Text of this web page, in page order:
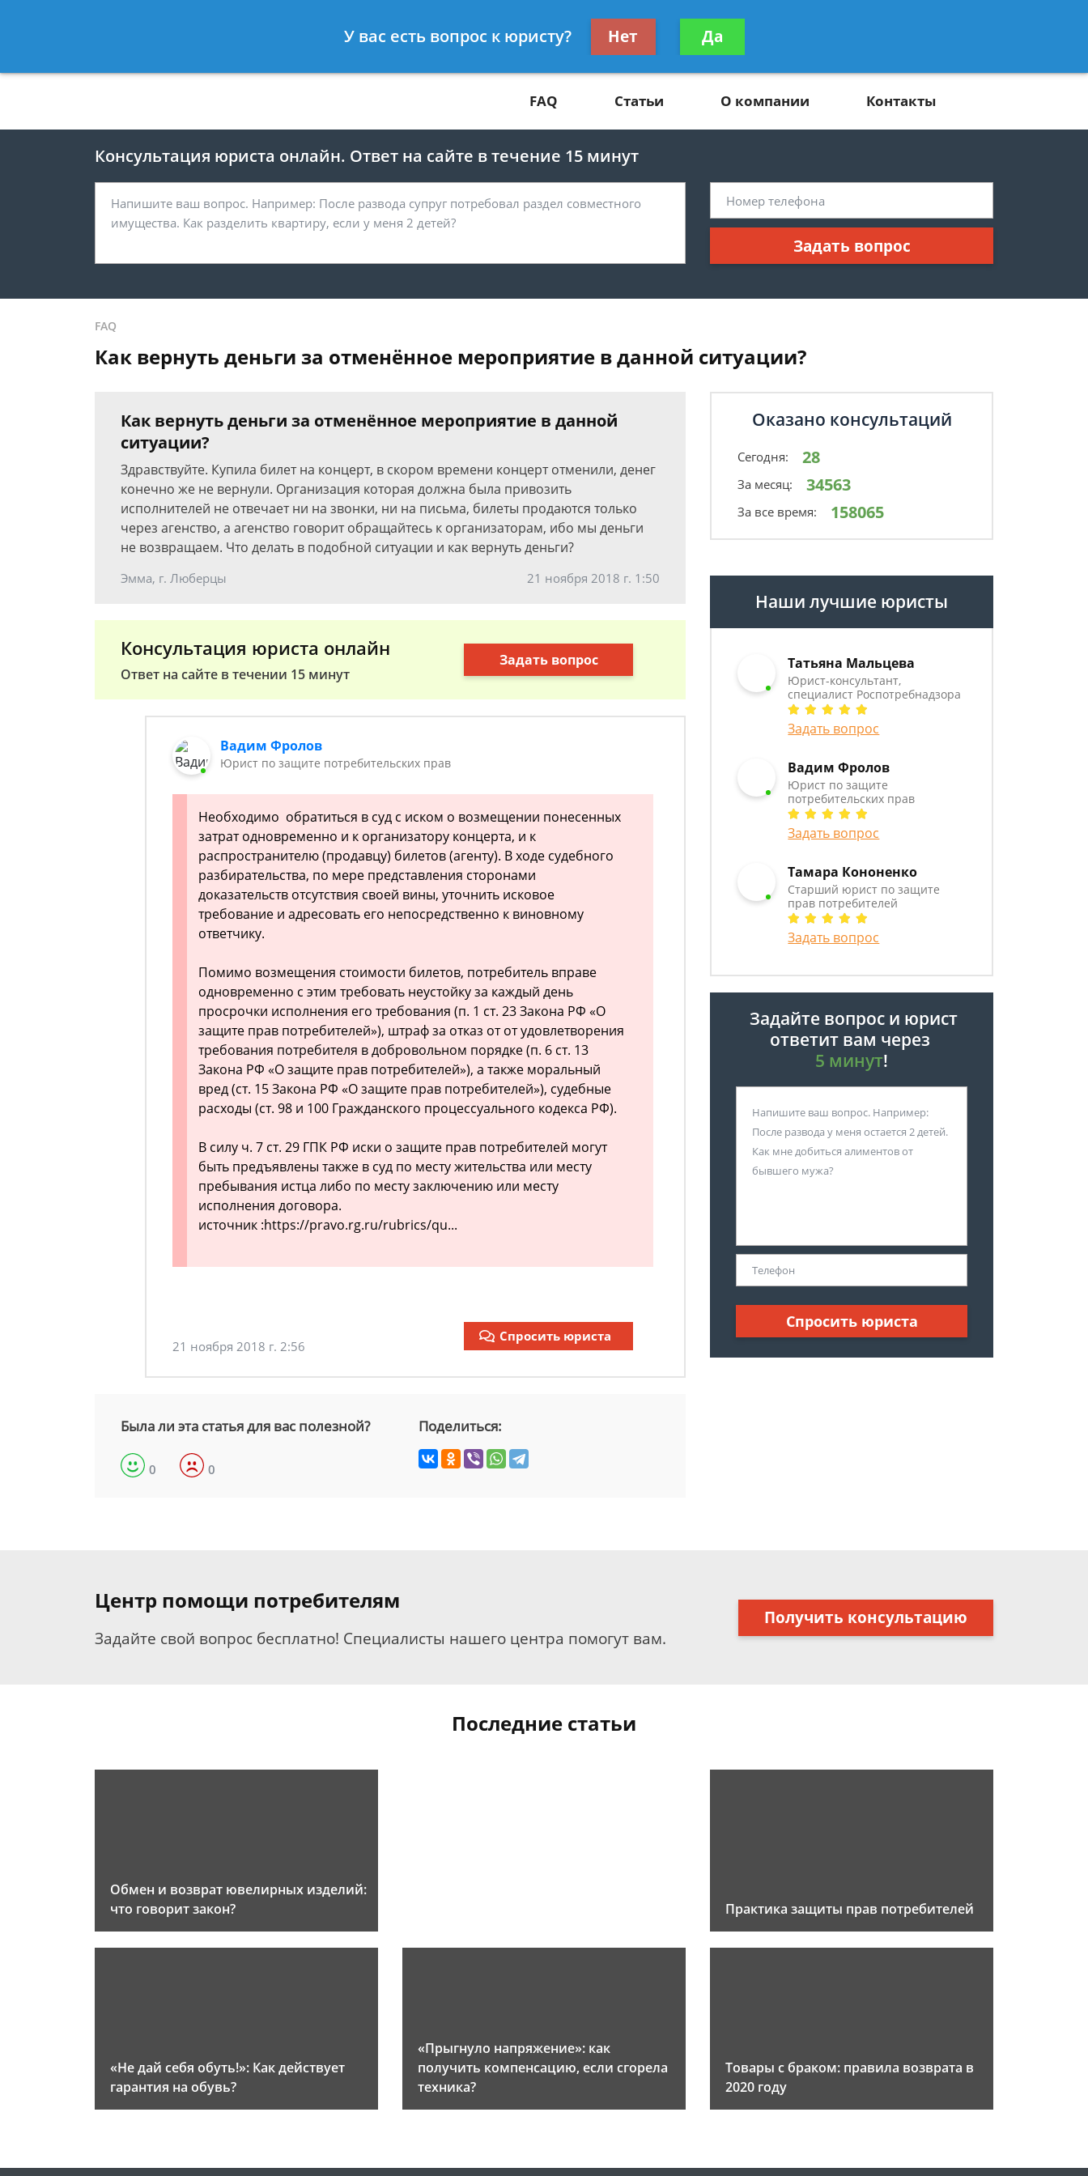
8 812 425-67-81
Получите консультацию
бесплатно
FAQ Статьи О компании Контакты
Консультация юриста онлайн. Ответ на сайте в течение 15 минут
Задать вопрос
FAQ
Как вернуть деньги за отменённое мероприятие в данной ситуации?
Как вернуть деньги за отменённое мероприятие в данной
ситуации?
Здравствуйте. Купила билет на концерт, в скором времени концерт отменили, денег
конечно же не вернули. Организация которая должна была привозить
исполнителей не отвечает ни на звонки, ни на письма, билеты продаются только
через агенство, а агенство говорит обращайтесь к организаторам, ибо мы деньги
не возвращаем. Что делать в подобной ситуации и как вернуть деньги?
Эмма, г. Люберцы 21 ноября 2018 г. 1:50
Консультация юриста онлайн
Ответ на сайте в течении 15 минут
Задать вопрос
Вадим Фролов
Юрист по защите потребительских прав
Необходимо обратиться в суд с иском о возмещении понесенных
затрат одновременно и к организатору концерта, и к
распространителю (продавцу) билетов (агенту). В ходе судебного
разбирательства, по мере представления сторонами
доказательств отсутствия своей вины, уточнить исковое
требование и адресовать его непосредственно к виновному
ответчику.
Помимо возмещения стоимости билетов, потребитель вправе
одновременно с этим требовать неустойку за каждый день
просрочки исполнения его требования (п. 1 ст. 23 Закона РФ «О
защите прав потребителей»), штраф за отказ от от удовлетворения
требования потребителя в добровольном порядке (п. 6 ст. 13
Закона РФ «О защите прав потребителей»), а также моральный
вред (ст. 15 Закона РФ «О защите прав потребителей»), судебные
расходы (ст. 98 и 100 Гражданского процессуального кодекса РФ).
В силу ч. 7 ст. 29 ГПК РФ иски о защите прав потребителей могут
быть предъявлены также в суд по месту жительства или месту
пребывания истца либо по месту заключению или месту
исполнения договора.
источник :https://pravo.rg.ru/rubrics/qu...
21 ноября 2018 г. 2:56
Спросить юриста
Была ли эта статья для вас полезной?
0 0
Поделиться:
Оказано консультаций
Сегодня: 28
За месяц: 34563
За все время: 158065
Наши лучшие юристы
Татьяна Мальцева
Юрист-консультант,
специалист Роспотребнадзора
Задать вопрос
Вадим Фролов
Юрист по защите
потребительских прав
Задать вопрос
Тамара Кононенко
Старший юрист по защите
прав потребителей
Задать вопрос
Задайте вопрос и юрист
ответит вам через
5 минут!
Спросить юриста
Центр помощи потребителям
Задайте свой вопрос бесплатно! Специалисты нашего центра помогут вам.
Получить консультацию
Последние статьи
Обмен и возврат ювелирных изделий:
что говорит закон?
Практика защиты прав потребителей
«Не дай себя обуть!»: Как действует
гарантия на обувь?
«Прыгнуло напряжение»: как
получить компенсацию, если сгорела
техника?
Товары с браком: правила возврата в
2020 году
У вас есть вопрос к юристу? Нет Да